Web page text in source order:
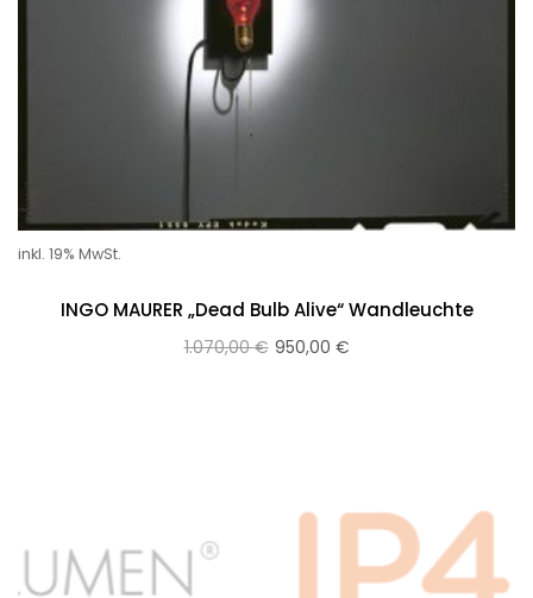
inkl. 19% MwSt.
INGO MAURER „Dead Bulb Alive“ Wandleuchte
1.070,00€ 950,00 €